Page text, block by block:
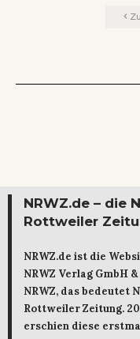
NRWZ.de – die
Rottweiler
NRWZ.de ist die
NRWZ Verlag GmbH &
NRWZ, das bedeutet
Rottweiler Zeitung.
erschien diese